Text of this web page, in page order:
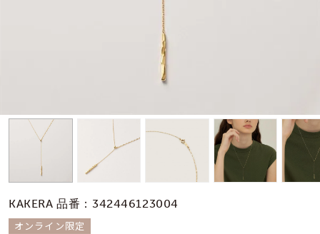
誕生石
石の色
KAKERA 品番：342446123004
オンライン限定